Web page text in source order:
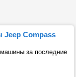
Jeep Compass
за последние